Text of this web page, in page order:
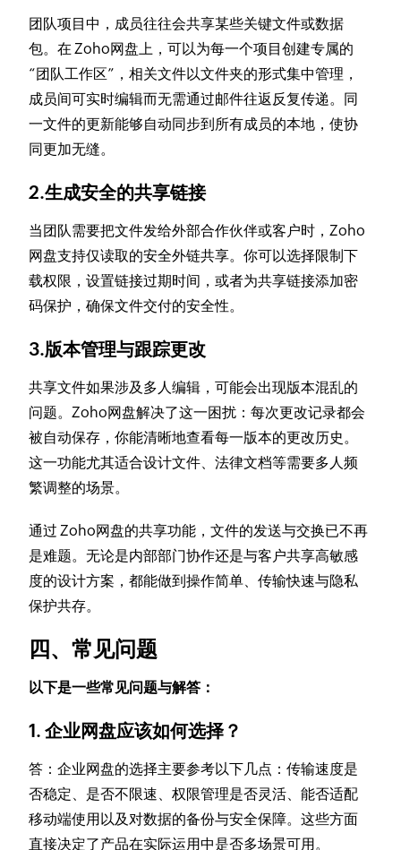
团队项目中，成员往往会共享某些关键文件或数据
包。在 Zoho网盘上，可以为每一个项目创建专属的
“团队工作区”，相关文件以文件夹的形式集中管理，
成员间可实时编辑而无需通过邮件往返反复传递。同
一文件的更新能够自动同步到所有成员的本地，使协
同更加无缝。
2.生成安全的共享链接
当团队需要把文件发给外部合作伙伴或客户时，Zoho
网盘支持仅读取的安全外链共享。你可以选择限制下
载权限，设置链接过期时间，或者为共享链接添加密
码保护，确保文件交付的安全性。
3.版本管理与跟踪更改
共享文件如果涉及多人编辑，可能会出现版本混乱的
问题。Zoho网盘解决了这一困扰：每次更改记录都会
被自动保存，你能清晰地查看每一版本的更改历史。
这一功能尤其适合设计文件、法律文档等需要多人频
繁调整的场景。
通过 Zoho网盘的共享功能，文件的发送与交换已不再
是难题。无论是内部部门协作还是与客户共享高敏感
度的设计方案，都能做到操作简单、传输快速与隐私
保护共存。
四、常见问题
以下是一些常见问题与解答：
1. 企业网盘应该如何选择？
答：企业网盘的选择主要参考以下几点：传输速度是
否稳定、是否不限速、权限管理是否灵活、能否适配
移动端使用以及对数据的备份与安全保障。这些方面
直接决定了产品在实际运用中是否多场景可用。